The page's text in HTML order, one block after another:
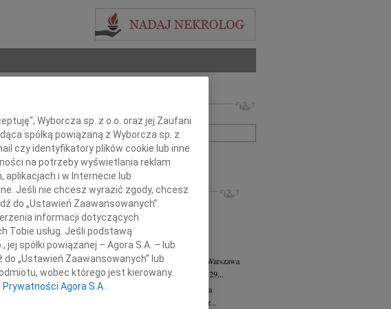
Imię i nazwisko lub numer ogłoszenia:
+ szukanie zaawansowane
INNE NEKROLOGI
07.08.2026Warszawa
Dziekanie Wydziału dr hab. Julii Kubisie,...
07.08.2026Warszawa
Naszej kochanej i dzielnej Marylce Butruk...
Jacek Tadeusz Duniecwiek: 79
Warszawa
Z wielkim żalem przyjęliśmy wiadomość, że 29...
Małgorzata Kościelska
Warszawa
W dniu 3 sierpnia 2026 roku zmarła Profesor...
Wyborcza sp. z o.o. oraz jej Zaufani
spółką powiązaną z Wyborcza sp. z
czy identyfikatory plików cookie lub inne
na potrzeby wyświetlania reklam
i w Internecie lub
Jeśli nie chcesz wyrazić zgody, chcesz
do „Ustawień Zaawansowanych”.
informacji dotyczących
Tobie usług. Jeśli podstawą
spółki powiązanej – Agora S.A. – lub
„Ustawień Zaawansowanych” lub
wobec którego jest kierowany.
Prywatności Agora S.A.